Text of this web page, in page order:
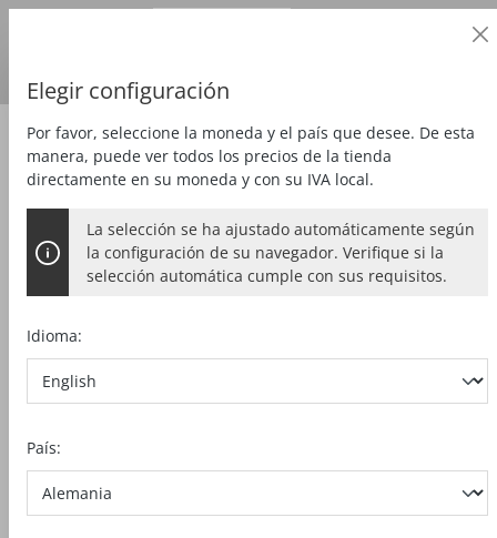
Zubehör Accesorios especiales
CASQUILLO REDUCTOR
(pulido) 1/4“ (6,35 mm)
Bildergalerie überspringen
Elegir configuración
Por favor, seleccione la moneda y el país que desee. De esta
manera, puede ver todos los precios de la tienda
directamente en su moneda y con su IVA local.
La selección se ha ajustado automáticamente según
la configuración de su navegador. Verifique si la
selección automática cumple con sus requisitos.
Idioma:
País: